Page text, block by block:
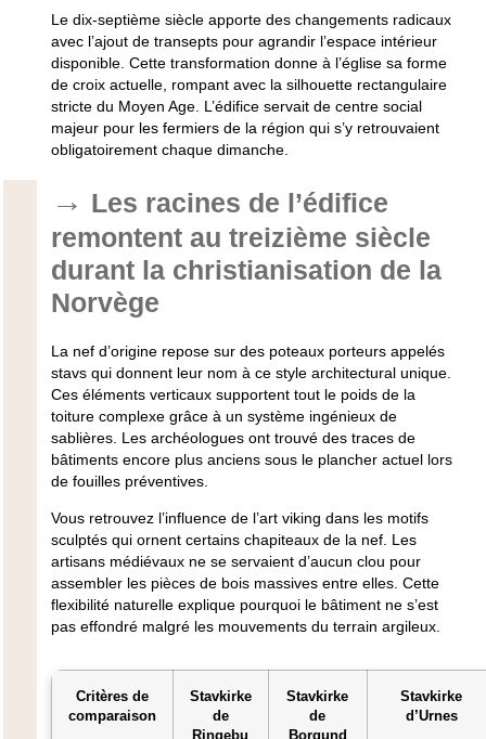
Le dix-septième siècle apporte des changements radicaux
avec l’ajout de transepts pour agrandir l’espace intérieur
disponible. Cette transformation donne à l’église sa forme
de croix actuelle, rompant avec la silhouette rectangulaire
stricte du Moyen Age. L’édifice servait de centre social
majeur pour les fermiers de la région qui s’y retrouvaient
obligatoirement chaque dimanche.
Les racines de l’édifice
remontent au treizième siècle
durant la christianisation de la
Norvège
La nef d’origine repose sur des poteaux porteurs appelés
stavsqui donnent leur nom à ce style architectural unique.
Ces éléments verticaux supportent tout le poids de la
toiture complexe grâce à un système ingénieux de
sablières. Les archéologues ont trouvé des traces de
bâtiments encore plus anciens sous le plancher actuel lors
de fouilles préventives.
Vous retrouvez l’influence de l’art viking dans les motifs
sculptés qui ornent certains chapiteaux de la nef. Les
artisans médiévaux ne se servaient d’aucun clou pour
assembler les pièces de bois massives entre elles. Cette
flexibilité naturelle explique pourquoi le bâtiment ne s’est
pas effondré malgré les mouvements du terrain argileux.
Critères de
comparaison
Stavkirke
de
Stavkirke
de
Stavkirke
d’Urnes